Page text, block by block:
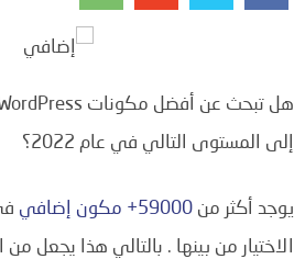
إلى المستوى التالي في عام 2022؟
يوجد أكثر من 59000+ مكون إضافي
الاختيار من بينها . بالتالي هذا يجعل من